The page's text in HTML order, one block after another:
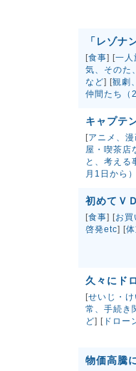
「レゾナ
[食事] [一人
気、そのた
など] [観劇
仲間たち（
キャプテ
[アニメ、漫
屋・喫茶店
と、考える
月1日から）
初めてＶ
[食事] [お
啓発etc] [
久々にド
[せいじ・
常、手続き
ど] [ ドロー
物価高騰